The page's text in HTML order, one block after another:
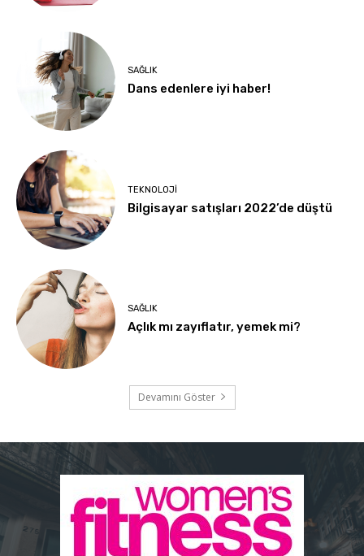
SAĞLIK
Dans edenlere iyi haber!
TEKNOLOJI
Bilgisayar satışları 2022’de düştü
SAĞLIK
Açlık mı zayıflatır, yemek mi?
Devamını Göster